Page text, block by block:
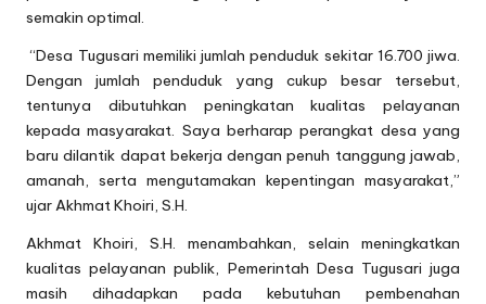
semakin optimal.
“Desa Tugusari memiliki jumlah penduduk sekitar 16.700 jiwa.
Dengan jumlah penduduk yang cukup besar tersebut,
tentunya dibutuhkan peningkatan kualitas pelayanan
kepada masyarakat. Saya berharap perangkat desa yang
baru dilantik dapat bekerja dengan penuh tanggung jawab,
amanah, serta mengutamakan kepentingan masyarakat,”
ujar Akhmat Khoiri, S.H.
Akhmat Khoiri, S.H. menambahkan, selain meningkatkan
kualitas pelayanan publik, Pemerintah Desa Tugusari juga
masih dihadapkan pada kebutuhan pembenahan